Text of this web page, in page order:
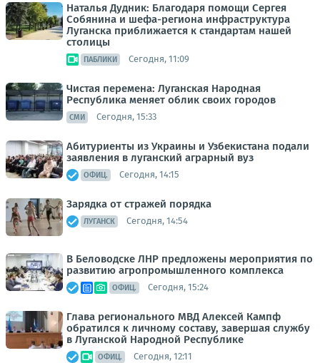
Наталья Дудник: Благодаря помощи Сергея
Собянина и шефа-региона инфраструктура
Луганска приближается к стандартам нашей
столицы
ПАБЛИКИ Сегодня, 11:09
Чистая перемена: Луганская Народная
Республика меняет облик своих городов
СМИ Сегодня, 15:33
Абитуриенты из Украины и Узбекистана подали
заявления в луганский аграрный вуз
ОФИЦ. Сегодня, 14:15
Зарядка от стражей порядка
ЛУГАНСК Сегодня, 14:54
В Беловодске ЛНР предложены мероприятия по
развитию агропромышленного комплекса
ОФИЦ. Сегодня, 15:24
Глава регионального МВД Алексей Кампф
обратился к личному составу, завершая службу
в Луганской Народной Республике
ОФИЦ. Сегодня, 12:11